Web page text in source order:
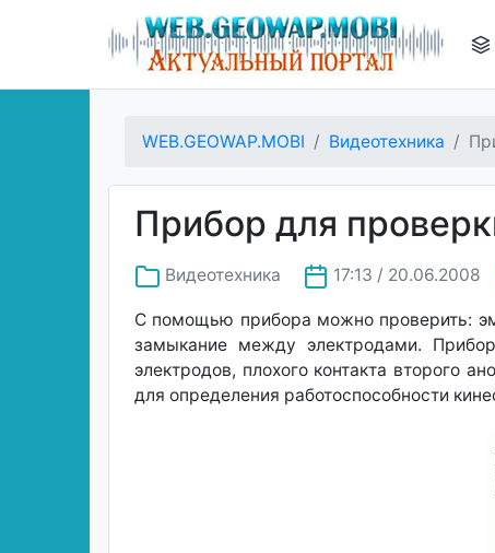
WEB.GEOWAP.MOBI Видеотехника
Прибор для
Видеотехника 17:13 / 20.06.2008
С помощью прибора можно проверить:
замыкание между электродами.
электродов, плохого контакта второго
для определения работоспособности